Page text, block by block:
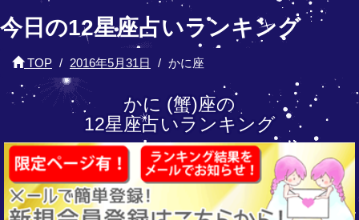
今日の12星座占いランキング
TOP 2016年5月31日 かに座
かに (蟹)座の
12星座占いランキング